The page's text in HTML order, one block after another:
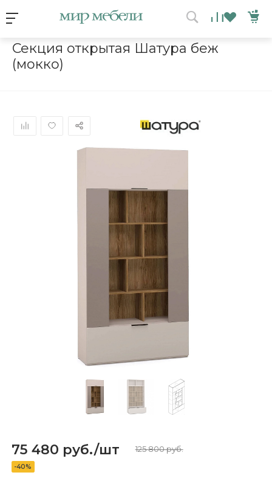
Каталог мебели / Шкафы Секция открытая
Секция открытая Шатура беж
(мокко)
Условия акции
ВЫИГРАЙ МЕБЕЛЬ
Получи подарок просто
покрутив колесо
ХОЧУ ПОДАРОК
Доступно вращений: 1